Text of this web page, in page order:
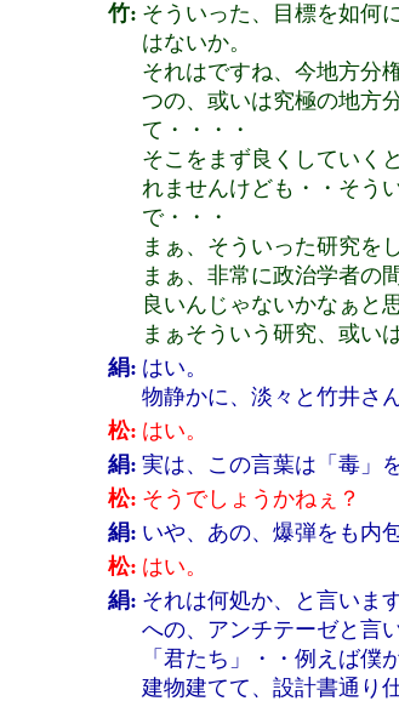
竹: そういった、目標を如何
はないか。
それはですね、今地方分
つの、或いは究極の地方
て・・・・
そこをまず良くしていく
れませんけども・・そう
で・・・
まぁ、そういった研究を
まぁ、非常に政治学者の
良いんじゃないかなぁと
まぁそういう研究、或い
絹: はい。
物静かに、淡々と竹井さ
松: はい。
絹: 実は、この言葉は「毒」
松: そうでしょうかねぇ？
絹: いや、あの、爆弾をも内
松: はい。
絹: それは何処か、と言いま
への、アンチテーゼと言
「君たち」・・例えば僕
建物建てて、設計書通り